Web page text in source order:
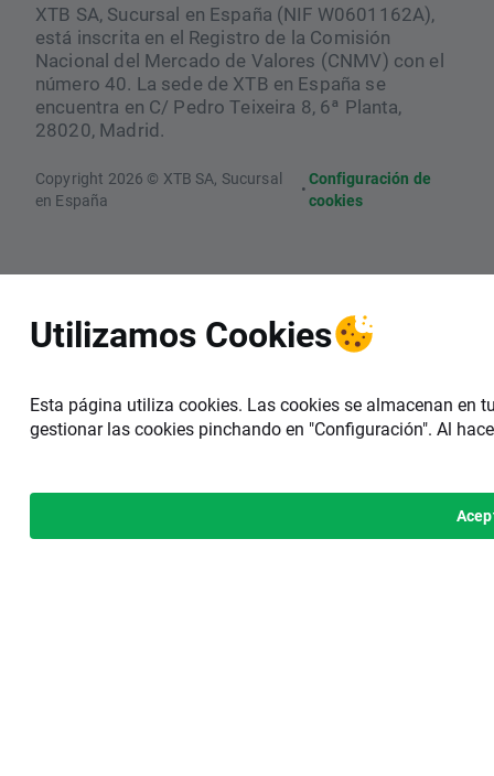
XTB SA, Sucursal en España (NIF W0601162A),
está inscrita en el Registro de la Comisión
Nacional del Mercado de Valores (CNMV) con el
número 40. La sede de XTB en España se
encuentra en C/ Pedro Teixeira 8, 6ª Planta,
28020, Madrid.
Copyright 2026 © XTB SA, Sucursal
en España
•
Configuración de
cookies
Utilizamos Cookies
Esta página utiliza cookies. Las cookies se almacenan en
gestionar las cookies pinchando en "Configuración". Al